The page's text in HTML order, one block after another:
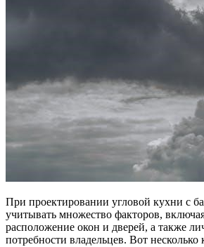
При проектировании угловой кухни с
учитывать множество факторов,
расположение окон и дверей, а также
потребности владельцев. Вот